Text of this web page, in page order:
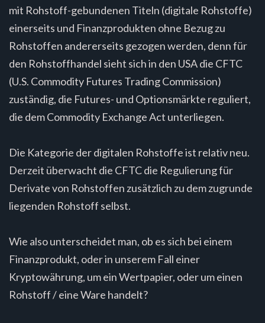
mit Rohstoff-gebundenen Titeln (digitale Rohstoffe)
einerseits und Finanzprodukten ohne Bezug zu
Rohstoffen andererseits gezogen werden, denn für
den Rohstoffhandel sieht sich in den USA die CFTC
(U.S. Commodity Futures Trading Commission)
zuständig, die Futures- und Optionsmärkte reguliert,
die dem Commodity Exchange Act unterliegen.
Die Kategorie der digitalen Rohstoffe ist relativ neu.
Derzeit überwacht die CFTC die Regulierung für
Derivate von Rohstoffen zusätzlich zu dem zugrunde
liegenden Rohstoff selbst.
Wie also unterscheidet man, ob es sich bei einem
Finanzprodukt, oder in unserem Fall einer
Kryptowährung, um ein Wertpapier, oder um einen
Rohstoff / eine Ware handelt?